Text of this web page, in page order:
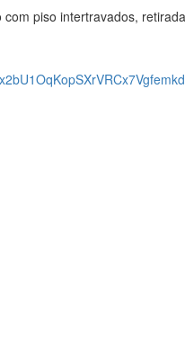
piso intertravados,